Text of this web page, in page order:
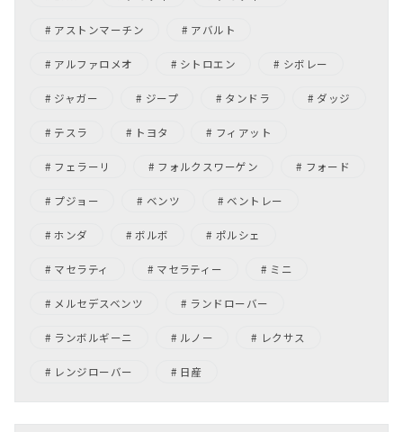
アストンマーチン アバルト
アルファロメオ シトロエン シボレー
ジャガー ジープ タンドラ ダッジ
テスラ トヨタ フィアット
フェラーリ フォルクスワーゲン フォード
プジョー ベンツ ベントレー
ホンダ ボルボ ポルシェ
マセラティ マセラティー ミニ
メルセデスベンツ ランドローバー
ランボルギーニ ルノー レクサス
レンジローバー 日産